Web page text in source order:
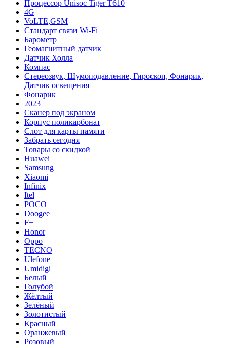
Процессор Unisoc Tiger T610
4G
VoLTE,GSM
Cтандарт связи Wi-Fi
Барометр
Геомагнитный датчик
Датчик Холла
Компас
Стереозвук, Шумоподавление, Гироскоп, Фонарик,
Датчик освещения
Фонарик
2023
Сканер под экраном
Корпус поликарбонат
Слот для карты памяти
Забрать сегодня
Товары со скидкой
Huawei
Samsung
Xiaomi
Infinix
Itel
POCO
Doogee
F+
Honor
Oppo
TECNO
Ulefone
Umidigi
Белый
Голубой
Жёлтый
Зелёный
Золотистый
Красный
Оранжевый
Розовый